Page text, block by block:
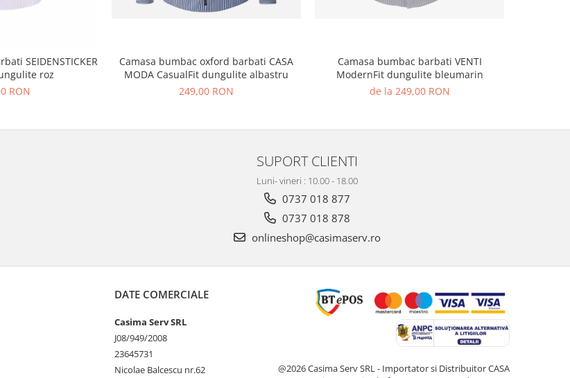
SEIDENSTICKER
roz
RON
Camasa bumbac oxford barbati CASA
MODA CasualFit dungulite albastru
249,00 RON
Camasa bumbac barbati VENTI
ModernFit dungulite bleumarin
de la 249,00 RON
SUPORT CLIENTI
Luni- vineri : 10.00 - 18.00
0737 018 877
0737 018 878
onlineshop@casimaserv.ro
DATE COMERCIALE
Casima Serv SRL
J08/949/2008
23645731
Nicolae Balcescu nr.62
@2026 Casima Serv SRL - Importator si Distribuitor CASA